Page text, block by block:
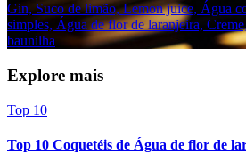
Gin, Suco de limão, Lemon juice, Água
simples, Água de flor de laranjeira,
baunilha
Explore mais
Top 10
Top 10 Coquetéis de Água de flor de